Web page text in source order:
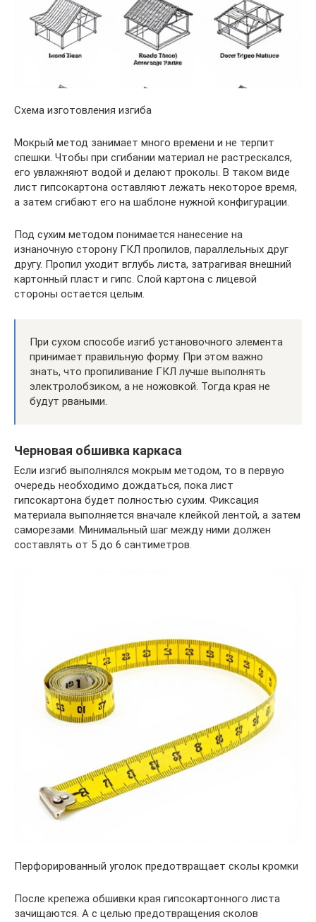
Схема изготовления изгиба
Мокрый метод занимает много времени и не терпит
спешки. Чтобы при сгибании материал не растрескался,
его увлажняют водой и делают проколы. В таком виде
лист гипсокартона оставляют лежать некоторое время,
а затем сгибают его на шаблоне нужной конфигурации.
Под сухим методом понимается нанесение на
изнаночную сторону ГКЛ пропилов, параллельных друг
другу. Пропил уходит вглубь листа, затрагивая внешний
картонный пласт и гипс. Слой картона с лицевой
стороны остается целым.
При сухом способе изгиб установочного элемента
принимает правильную форму. При этом важно
знать, что пропиливание ГКЛ лучше выполнять
электролобзиком, а не ножовкой. Тогда края не
будут рваными.
Черновая обшивка каркаса
Если изгиб выполнялся мокрым методом, то в первую
очередь необходимо дождаться, пока лист
гипсокартона будет полностью сухим. Фиксация
материала выполняется вначале клейкой лентой, а затем
саморезами. Минимальный шаг между ними должен
составлять от 5 до 6 сантиметров.
Перфорированный уголок предотвращает сколы кромки
После крепежа обшивки края гипсокартонного листа
зачищаются. А с целью предотвращения сколов